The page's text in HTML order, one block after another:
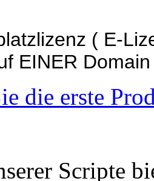
( E-
EINER
die erste
Scripte